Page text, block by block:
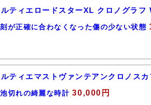
ルティエロードスターXL クロノグラ
が正確に合わなくなった傷の少ない状態
ルティエマストヴァンテアンクロノス
切れの綺麗な時計 30,000円